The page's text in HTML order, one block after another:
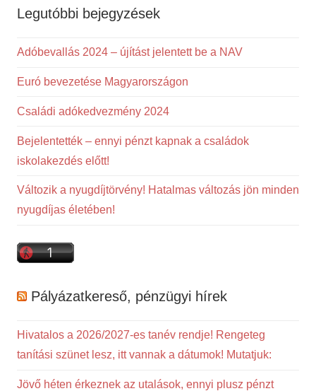
Legutóbbi bejegyzések
Adóbevallás 2024 – újítást jelentett be a NAV
Euró bevezetése Magyarországon
Családi adókedvezmény 2024
Bejelentették – ennyi pénzt kapnak a családok
iskolakezdés előtt!
Változik a nyugdíjtörvény! Hatalmas változás jön minden
nyugdíjas életében!
Pályázatkereső, pénzügyi hírek
Hivatalos a 2026/2027-es tanév rendje! Rengeteg
tanítási szünet lesz, itt vannak a dátumok! Mutatjuk:
Jövő héten érkeznek az utalások, ennyi plusz pénzt